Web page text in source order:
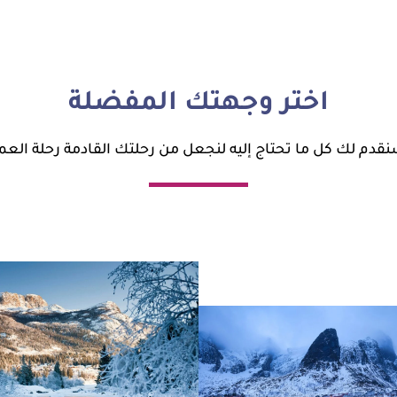
اختر وجهتك المفضلة
لك كل ما تحتاج إليه لنجعل من رحلتك القادمة رحلة